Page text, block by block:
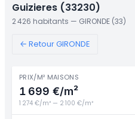
Guizieres (33230)
2 426 habitants — GIRONDE (33)
← Retour GIRONDE
PRIX/M² MAISONS
1 699 €/m²
1 274 €/m² — 2 100 €/m²